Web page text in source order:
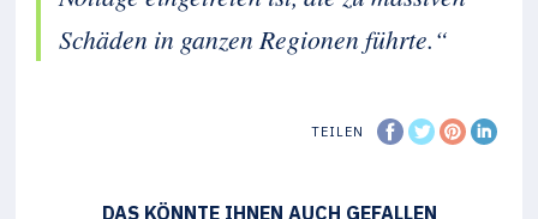
Schäden in ganzen Regionen führte.“
TEILEN
DAS KÖNNTE IHNEN AUCH GEFALLEN